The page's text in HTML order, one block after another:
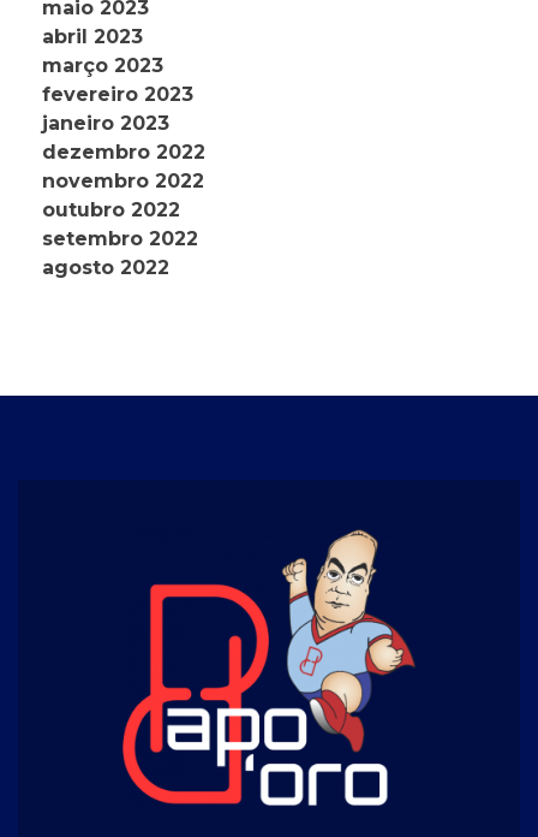
maio 2023
abril 2023
março 2023
fevereiro 2023
janeiro 2023
dezembro 2022
novembro 2022
outubro 2022
setembro 2022
agosto 2022